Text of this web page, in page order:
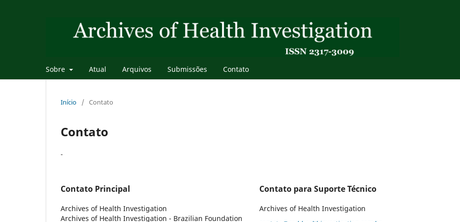
Sobre Atual Arquivos Submissões Contato
Início / Contato
Contato
-
Contato Principal
Archives of Health Investigation
Archives of Health Investigation - Brazilian Foundation
Contato para Suporte Técnico
Archives of Health Investigation